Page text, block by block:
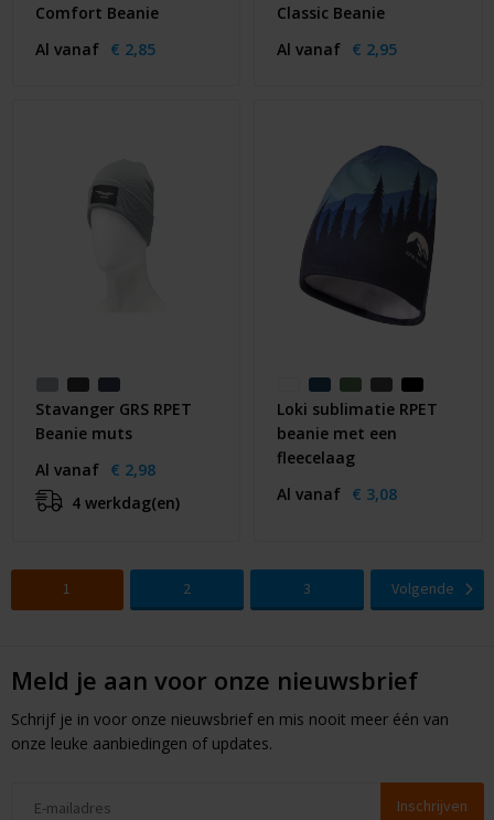
Comfort Beanie
Al vanaf € 2,85
Classic Beanie
Al vanaf € 2,95
Stavanger GRS RPET
Beanie muts
Al vanaf € 2,98
4 werkdag(en)
Loki sublimatie RPET
beanie met een
fleecelaag
Al vanaf € 3,08
1 2 3 Volgende
Meld je aan voor onze nieuwsbrief
Schrijf je in voor onze nieuwsbrief en mis nooit meer één van
onze leuke aanbiedingen of updates.